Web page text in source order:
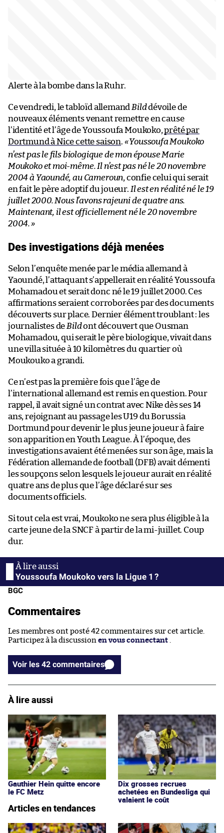
Alerte à la bombe dans la Ruhr.
Ce vendredi, le tabloïd allemand Bilddévoile de
nouveaux éléments venant remettre en cause
l’identité et l’âge de Youssoufa Moukoko,prêté par
Dortmund à Nice cette saison. «Youssoufa Moukoko
n’est pas le fils biologique de mon épouse Marie
Moukoko et moi-même. Il n’est pas né le 20 novembre
2004 à Yaoundé, au Cameroun, confie celui qui serait
en fait le père adoptif du joueur. Il est en réalité né le 19
juillet 2000. Nous l’avons rajeuni de quatre ans.
Maintenant, il est officiellement né le 20 novembre
2004.»
Des investigations déjà menées
Selon l’enquête menée par le média allemand à
Yaoundé, l’attaquant s’appellerait en réalité Youssoufa
Mohamadou et serait donc né le 19 juillet 2000. Ces
affirmations seraient corroborées par des documents
découverts sur place. Dernier élément troublant : les
journalistes de Bildont découvert que Ousman
Mohamadou, qui serait le père biologique, vivait dans
une villa située à 10 kilomètres du quartier où
Moukouko a grandi.
Ce n’est pas la première fois que l’âge de
l’international allemand est remis en question. Pour
rappel, il avait signé un contrat avec Nike dès ses 14
ans, rejoignant au passage les U19 du Borussia
Dortmund pour devenir le plus jeune joueur à faire
son apparition en Youth League. À l’époque, des
investigations avaient été menées sur son âge, mais la
Fédération allemande de football (DFB) avait démenti
les soupçons selon lesquels le joueur aurait en réalité
quatre ans de plus que l’âge déclaré sur ses
documents officiels.
Si tout cela est vrai, Moukoko ne sera plus éligible à la
carte jeune de la SNCF à partir de la mi-juillet. Coup
dur.
Youssoufa Moukoko vers la Ligue 1 ?
BGC
Commentaires
Les membres ont posté 42 commentaires sur cet article.
Participez à la discussion en vous connectant
Voir les 42 commentaires
À lire aussi
Gauthier Hein quitte encore
le FC Metz
Dix grosses recrues
achetées en Bundesliga qui
valaient le coût
Articles en tendances